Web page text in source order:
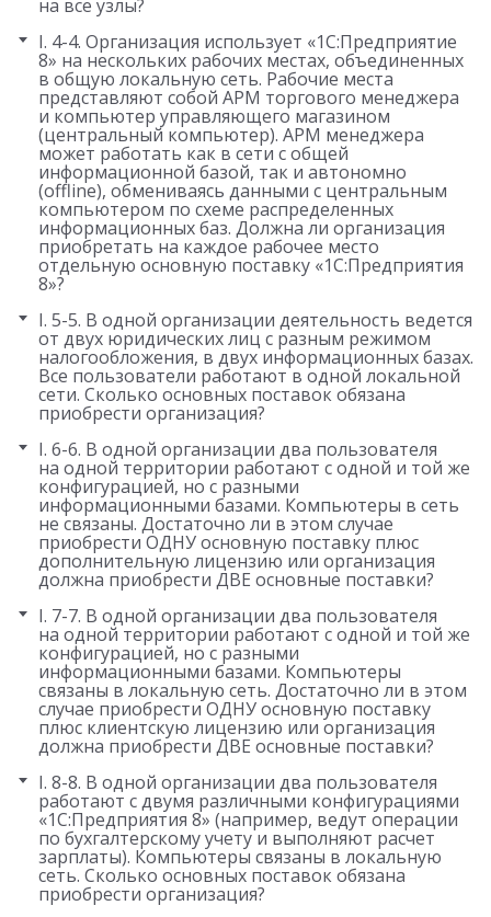
на все узлы?
I. 4-4. Организация использует «1С:Предприятие
8» на нескольких рабочих местах, объединенных
в общую локальную сеть. Рабочие места
представляют собой АРМ торгового менеджера
и компьютер управляющего магазином
(центральный компьютер). АРМ менеджера
может работать как в сети с общей
информационной базой, так и автономно
(offline), обмениваясь данными с центральным
компьютером по схеме распределенных
информационных баз. Должна ли организация
приобретать на каждое рабочее место
отдельную основную поставку «1С:Предприятия
8»?
I. 5-5. В одной организации деятельность ведется
от двух юридических лиц с разным режимом
налогообложения, в двух информационных базах.
Все пользователи работают в одной локальной
сети. Сколько основных поставок обязана
приобрести организация?
I. 6-6. В одной организации два пользователя
на одной территории работают с одной и той же
конфигурацией, но с разными
информационными базами. Компьютеры в сеть
не связаны. Достаточно ли в этом случае
приобрести ОДНУ основную поставку плюс
дополнительную лицензию или организация
должна приобрести ДВЕ основные поставки?
I. 7-7. В одной организации два пользователя
на одной территории работают с одной и той же
конфигурацией, но с разными
информационными базами. Компьютеры
связаны в локальную сеть. Достаточно ли в этом
случае приобрести ОДНУ основную поставку
плюс клиентскую лицензию или организация
должна приобрести ДВЕ основные поставки?
I. 8-8. В одной организации два пользователя
работают с двумя различными конфигурациями
«1С:Предприятия 8» (например, ведут операции
по бухгалтерскому учету и выполняют расчет
зарплаты). Компьютеры связаны в локальную
сеть. Сколько основных поставок обязана
приобрести организация?